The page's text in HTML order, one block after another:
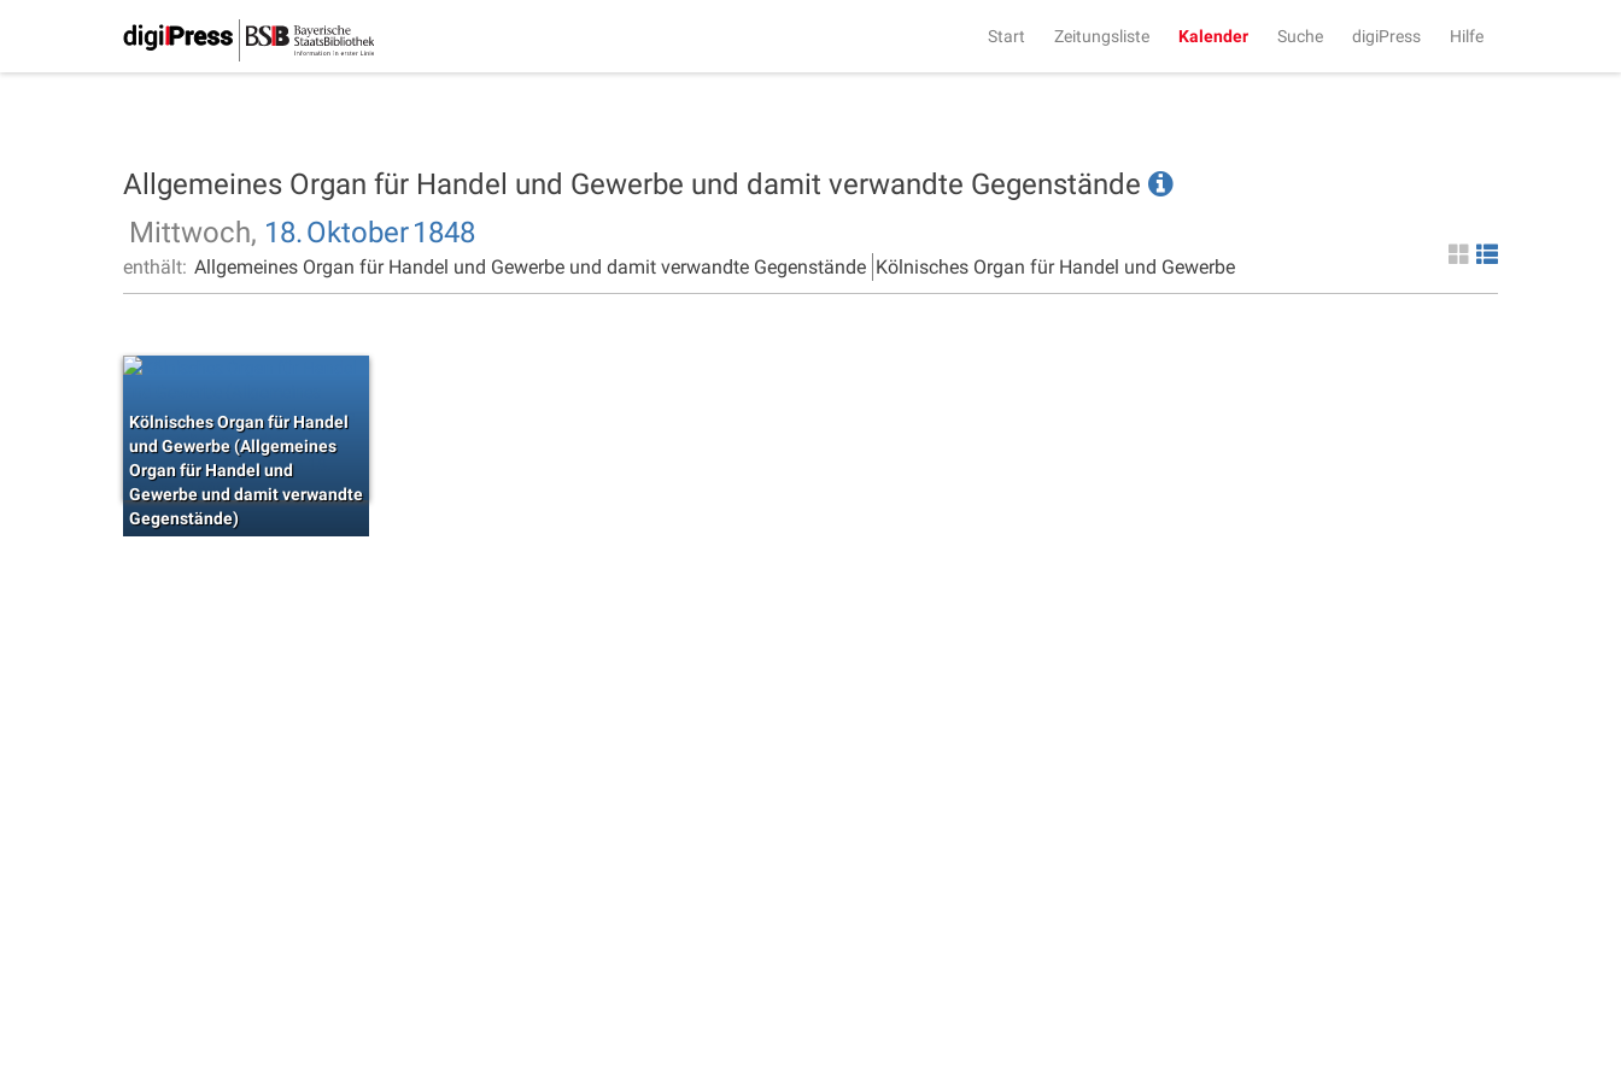
Start Zeitungsliste Kalender Suche digiPress Hilfe
Allgemeines Organ für Handel und Gewerbe und damit verwandte Gegenstände
Mittwoch, 18.Oktober1848
enthält: Allgemeines Organ für Handel und Gewerbe und damit verwandte Gegenstände Kölnisches Organ für Handel und Gewerbe
Kölnisches Organ für Handel
und Gewerbe (Allgemeines
Organ für Handel und
Gewerbe und damit verwandte
Gegenstände)